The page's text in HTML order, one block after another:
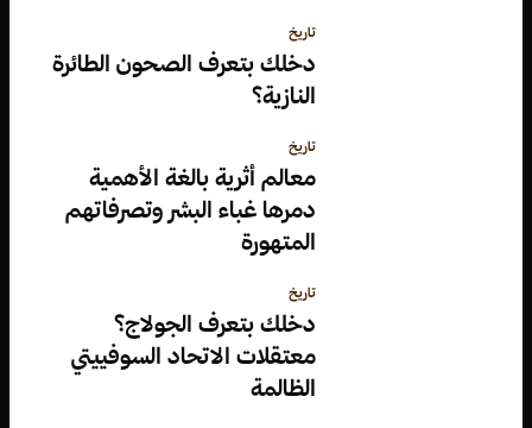
النهرين.
تاريخ
دخلك بتعرف الصحون الطائرة
النازية؟
تاريخ
معالم أثرية بالغة الأهمية
دمرها غباء البشر وتصرفاتهم
المتهورة
تاريخ
دخلك بتعرف الجولاج؟
معتقلات الاتحاد السوفييتي
الظالمة